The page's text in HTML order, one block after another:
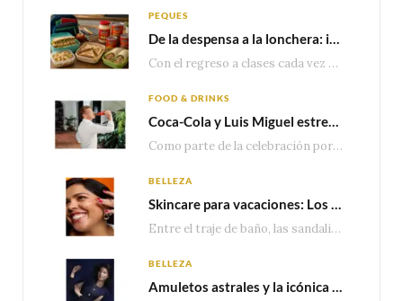
PEQUES
De la despensa a la lonchera: ideas rápidas para el regreso a clases
Con el regreso a clases cada vez más cerca, las familias comienzan a reorganizar horarios,…
FOOD & DRINKS
Coca-Cola y Luis Miguel estrenan el comercial que celebra 100 años de historia junto a México
Como parte de la celebración por sus primeros 100 años enMéxico, Coca-Cola presenta hoy el…
BELLEZA
Skincare para vacaciones: Los do’s and dont’s para cuidar tu piel
Entre el traje de baño, las sandalias, los lentes de sol y los looks que…
BELLEZA
Amuletos astrales y la icónica colección Zodiaque de Van Cleef & Arpels